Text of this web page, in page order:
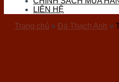
Đá Thọ Sơn
Đá Tourmaline
Đá Vàng Găm (Pyrite)
Đá Nham Thạch
LIÊN HỆ
Trang chủ » Đá Thạch Anh »